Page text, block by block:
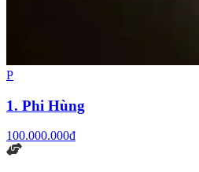
P
1. Phi Hùng
100.000.000đ